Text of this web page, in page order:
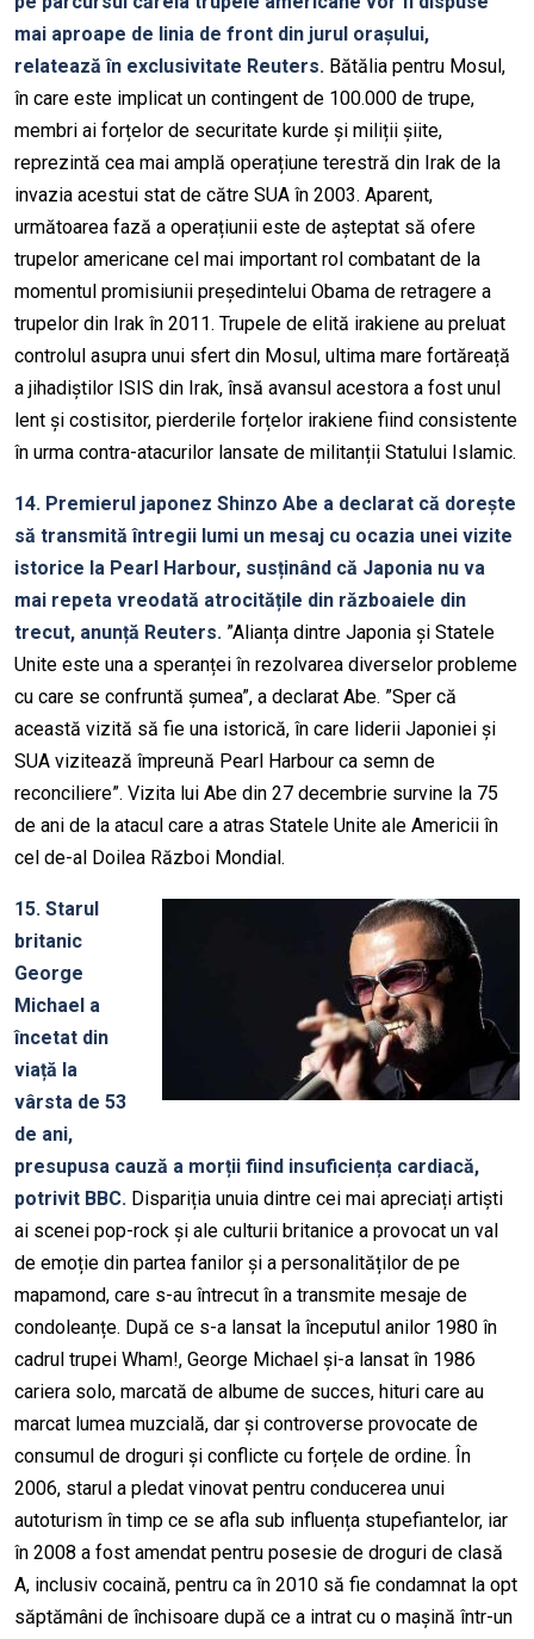
mai aproape de linia de front din jurul orașului,
relatează în exclusivitate Reuters. Bătălia pentru Mosul,
în care este implicat un contingent de 100.000 de trupe,
membri ai forțelor de securitate kurde și miliții șiite,
reprezintă cea mai amplă operațiune terestră din Irak de la
invazia acestui stat de către SUA în 2003. Aparent,
următoarea fază a operațiunii este de așteptat să ofere
trupelor americane cel mai important rol combatant de la
momentul promisiunii președintelui Obama de retragere a
trupelor din Irak în 2011. Trupele de elită irakiene au preluat
controlul asupra unui sfert din Mosul, ultima mare fortăreață
a jihadiștilor ISIS din Irak, însă avansul acestora a fost unul
lent și costisitor, pierderile forțelor irakiene fiind consistente
în urma contra-atacurilor lansate de militanții Statului Islamic.
14. Premierul japonez Shinzo Abe a declarat că dorește
să transmită întregii lumi un mesaj cu ocazia unei vizite
istorice la Pearl Harbour, susținând că Japonia nu va
mai repeta vreodată atrocitățile din războaiele din
trecut, anunță Reuters. ”Alianța dintre Japonia și Statele
Unite este una a speranței în rezolvarea diverselor probleme
cu care se confruntă șumea”, a declarat Abe. ”Sper că
această vizită să fie una istorică, în care liderii Japoniei și
SUA vizitează împreună Pearl Harbour ca semn de
reconciliere”. Vizita lui Abe din 27 decembrie survine la 75
de ani de la atacul care a atras Statele Unite ale Americii în
cel de-al Doilea Război Mondial.
15. Starul
britanic
George
Michael a
încetat din
viață la
vârsta de 53
de ani,
presupusa cauză a morții fiind insuficiența cardiacă,
potrivit BBC. Dispariția unuia dintre cei mai apreciați artiști
ai scenei pop-rock și ale culturii britanice a provocat un val
de emoție din partea fanilor și a personalităților de pe
mapamond, care s-au întrecut în a transmite mesaje de
condoleanțe. După ce s-a lansat la începutul anilor 1980 în
cadrul trupei Wham!, George Michael și-a lansat în 1986
cariera solo, marcată de albume de succes, hituri care au
marcat lumea muzcială, dar și controverse provocate de
consumul de droguri și conflicte cu forțele de ordine. În
2006, starul a pledat vinovat pentru conducerea unui
autoturism în timp ce se afla sub influența stupefiantelor, iar
în 2008 a fost amendat pentru posesie de droguri de clasă
A, inclusiv cocaină, pentru ca în 2010 să fie condamnat la opt
săptămâni de închisoare după ce a intrat cu o mașină într-un